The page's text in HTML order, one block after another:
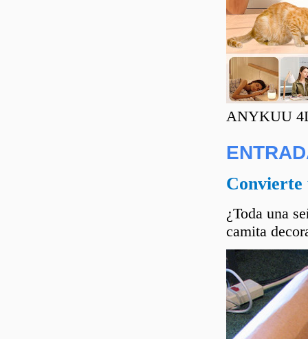
ANYKUU
Convierte
¿Toda una
camita